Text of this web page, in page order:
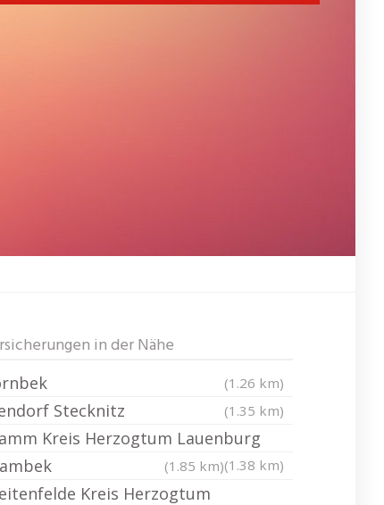
in der Nähe
(1.26 km)
Stecknitz (1.35 km)
Kreis Herzogtum Lauenburg
(1.38 km)
(1.85 km)
Kreis Herzogtum